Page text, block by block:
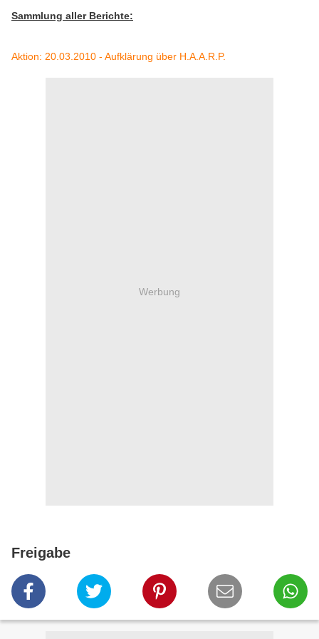
Sammlung aller Berichte:
Aktion: 20.03.2010 - Aufklärung über H.A.A.R.P.
Werbung
Freigabe